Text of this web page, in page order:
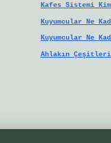
Kafes Sistemi
Kuyumcular Ne
Kuyumcular Ne
Ahlakın